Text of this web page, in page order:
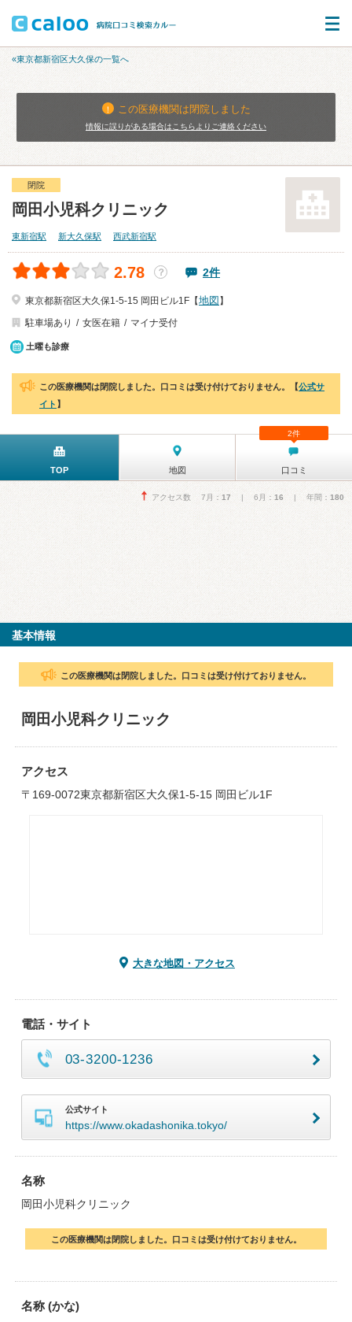
«東京都新宿区大久保の一覧へ
この医療機関は閉院しました
情報に誤りがある場合はこちらよりご連絡ください
閉院
岡田小児科クリニック
東新宿駅 新大久保駅 西武新宿駅
2.78 ？ 2件
東京都新宿区大久保1-5-15 岡田ビル1F【地図 】
駐車場あり
女医在籍 マイナ受付
土曜も診療
この医療機関は閉院しました。口コミは受け付けておりません。【公式サ
イト 】
TOP 地図 口コミ
2件
アクセス数 7月： 17 | 6月： 16 | 年間： 180
基本情報
この医療機関は閉院しました。口コミは受け付けておりません。
岡田小児科クリニック
アクセス
〒169-0072東京都新宿区大久保1-5-15 岡田ビル1F
大きな地図・アクセス
電話・サイト
03-3200-1236
公式サイト
https://www.okadashonika.tokyo/
名称
岡田小児科クリニック
この医療機関は閉院しました。口コミは受け付けておりません。
名称 (かな)